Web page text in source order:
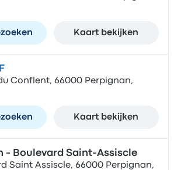
Kaart bekijken
Conflent, 66000 Perpignan,
Kaart bekijken
- Boulevard Saint-Assiscle
Saint Assiscle, 66000 Perpignan,